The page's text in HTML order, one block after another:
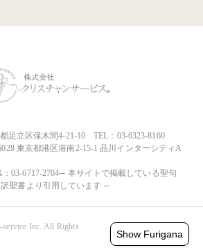
都足立区保木間4-21-10 TEL：03-6323-8160
東京都港区港南2-15-1 品川インターシティA
03-6717-2704─ 本サイトで掲載している聖句
聖書より引用しています ─
Inc. All Rights
Show Furigana